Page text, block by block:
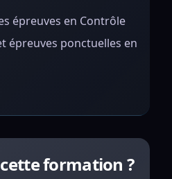
épreuves en Contrôle
épreuves ponctuelles en
formation ?